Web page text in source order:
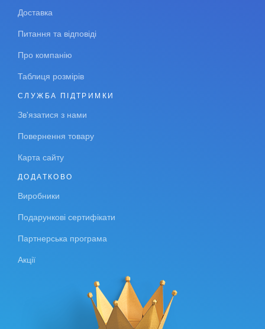
Доставка
Питання та відповіді
Про компанію
Таблиця розмірів
СЛУЖБА ПІДТРИМКИ
Зв'язатися з нами
Повернення товару
Карта сайту
ДОДАТКОВО
Виробники
Подарункові сертифікати
Партнерська програма
Акції